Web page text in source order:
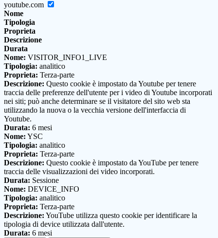
youtube.com
Nome
Tipologia
Proprieta
Descrizione
Durata
Nome: VISITOR_INFO1_LIVE
Tipologia: analitico
Proprieta: Terza-parte
Descrizione: Questo cookie è impostato da Youtube per tenere
traccia delle preferenze dell'utente per i video di Youtube incorporati
nei siti; può anche determinare se il visitatore del sito web sta
utilizzando la nuova o la vecchia versione dell'interfaccia di
Youtube.
Durata: 6 mesi
Nome: YSC
Tipologia: analitico
Proprieta: Terza-parte
Descrizione: Questo cookie è impostato da YouTube per tenere
traccia delle visualizzazioni dei video incorporati.
Durata: Sessione
Nome: DEVICE_INFO
Tipologia: analitico
Proprieta: Terza-parte
Descrizione: YouTube utilizza questo cookie per identificare la
tipologia di device utilizzata dall'utente.
Durata: 6 mesi